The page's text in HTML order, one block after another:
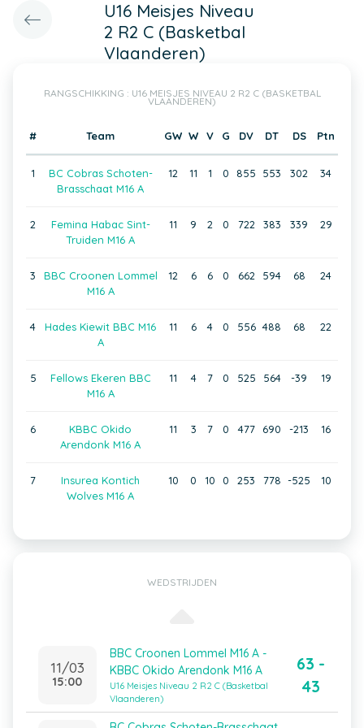
U16 Meisjes Niveau
2 R2 C (Basketbal
Vlaanderen)
RANGSCHIKKING : U16 MEISJES NIVEAU 2 R2 C (BASKETBAL
VLAANDEREN)
# Team GW W V G DV DT DS Ptn
1
BC Cobras Schoten-
Brasschaat M16 A
12 11 1 0 855 553 302 34
2
Femina Habac Sint-
Truiden M16 A
11 9 2 0 722 383 339 29
3
BBC Croonen Lommel
M16 A
12 6 6 0 662 594 68 24
4
Hades Kiewit BBC M16
A
11 6 4 0 556 488 68 22
5
Fellows Ekeren BBC
M16 A
11 4 7 0 525 564 -39 19
6
KBBC Okido
Arendonk M16 A
11 3 7 0 477 690 -213 16
7
Insurea Kontich
Wolves M16 A
10 0 10 0 253 778 -525 10
WEDSTRIJDEN
11/03
15:00
BBC Croonen Lommel M16 A -
KBBC Okido Arendonk M16 A
U16 Meisjes Niveau 2 R2 C (Basketbal
Vlaanderen)
63 -
43